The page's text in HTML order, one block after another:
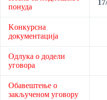
понуда
Kонкурсна
документација
Одлука о додели
уговора
Обавештење о
закљученом уговору